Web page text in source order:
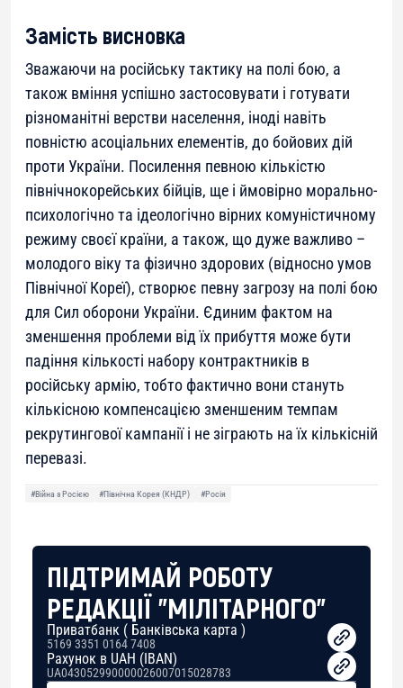
Замість висновка
Зважаючи на російську тактику на полі бою, а
також вміння успішно застосовувати і готувати
різноманітні верстви населення, іноді навіть
повністю асоціальних елементів, до бойових дій
проти України. Посилення певною кількістю
північнокорейських бійців, ще і ймовірно морально-
психологічно та ідеологічно вірних комуністичному
режиму своєї країни, а також, що дуже важливо –
молодого віку та фізично здорових (відносно умов
Північної Кореї), створює певну загрозу на полі бою
для Сил оборони України. Єдиним фактом на
зменшення проблеми від їх прибуття може бути
падіння кількості набору контрактників в
російську армію, тобто фактично вони стануть
кількісною компенсацією зменшеним темпам
рекрутингової кампанії і не зіграють на їх кількісній
перевазі.
#Війна з Росією #Північна Корея (КНДР) #Росія
ПІДТРИМАЙ РОБОТУ
РЕДАКЦІЇ "МІЛІТАРНОГО"
Приватбанк ( Банківська карта )
5169 3351 0164 7408
Рахунок в UAH (IBAN)
UA043052990000026007015028783